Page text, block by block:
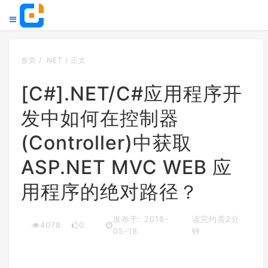
首页 / .NET / 正文
[C#].NET/C#应用程序开
发中如何在控制器
(Controller)中获取
ASP.NET MVC WEB 应
用程序的绝对路径？
4078 0
发布于: 2018-
05-18
读完约需2分
钟